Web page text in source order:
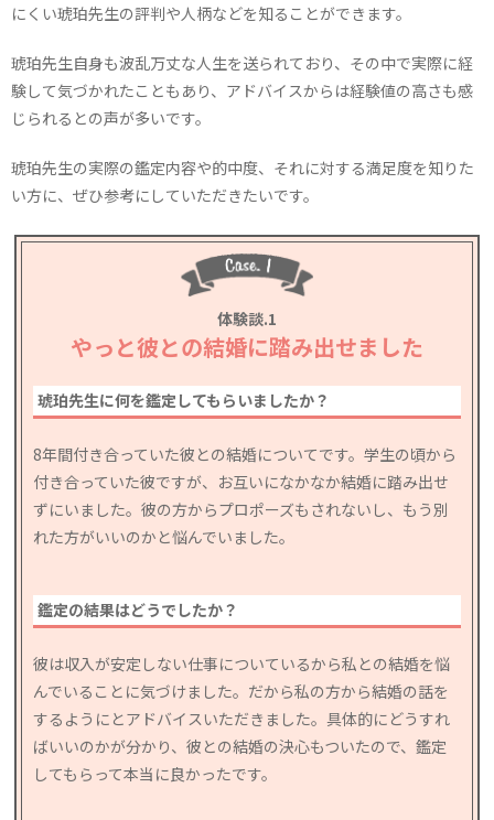
にくい琥珀先生の評判や人柄などを知ることができます。
琥珀先生自身も波乱万丈な人生を送られており、その中で実際に経
験して気づかれたこともあり、アドバイスからは経験値の高さも感
じられるとの声が多いです。
琥珀先生の実際の鑑定内容や的中度、それに対する満足度を知りた
い方に、ぜひ参考にしていただきたいです。
体験談.1
やっと彼との結婚に踏み出せました
琥珀先生に何を鑑定してもらいましたか？
8年間付き合っていた彼との結婚についてです。学生の頃から
付き合っていた彼ですが、お互いになかなか結婚に踏み出せ
ずにいました。彼の方からプロポーズもされないし、もう別
れた方がいいのかと悩んでいました。
鑑定の結果はどうでしたか？
彼は収入が安定しない仕事についているから私との結婚を悩
んでいることに気づけました。だから私の方から結婚の話を
するようにとアドバイスいただきました。具体的にどうすれ
ばいいのかが分かり、彼との結婚の決心もついたので、鑑定
してもらって本当に良かったです。